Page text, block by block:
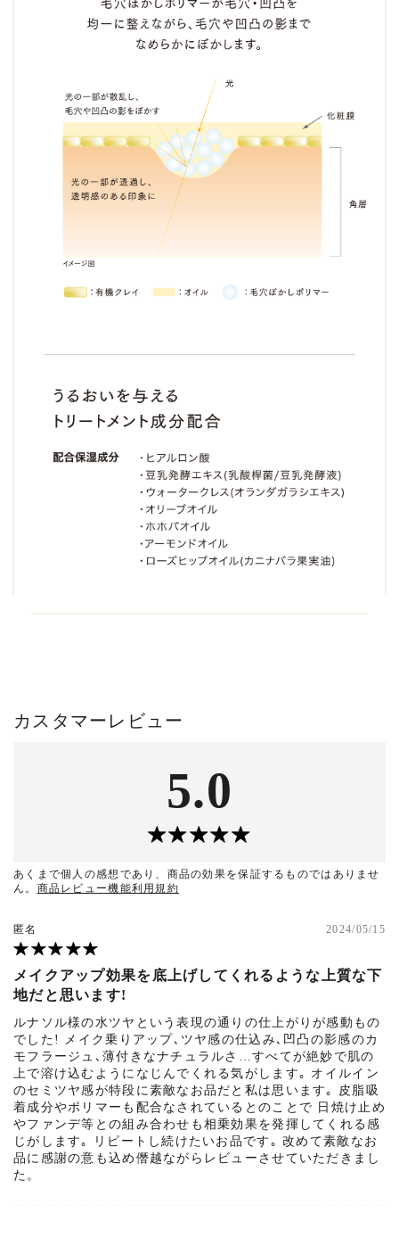
カスタマーレビュー
5.0
あくまで個人の感想であり、商品の効果を保証するものではありませ
ん。 商品レビュー機能利用規約
匿名 2024/05/15
メイクアップ効果を底上げしてくれるような上質な下
地だと思います!
ルナソル様の水ツヤという表現の通りの仕上がりが感動もの
でした! メイク乗りアップ､ツヤ感の仕込み､凹凸の影感のカ
モフラージュ､薄付きなナチュラルさ…すべてが絶妙で肌の
上で溶け込むようになじんでくれる気がします｡ オイルイン
のセミツヤ感が特段に素敵なお品だと私は思います｡ 皮脂吸
着成分やポリマーも配合なされているとのことで 日焼け止め
やファンデ等との組み合わせも相乗効果を発揮してくれる感
じがします｡ リピートし続けたいお品です｡ 改めて素敵なお
品に感謝の意も込め僭越ながらレビューさせていただきまし
た。